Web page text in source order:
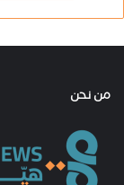
من نحن